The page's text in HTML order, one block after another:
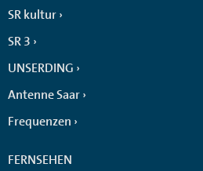
SR kultur
SR 3
UNSERDING
Antenne Saar
Frequenzen
FERNSEHEN